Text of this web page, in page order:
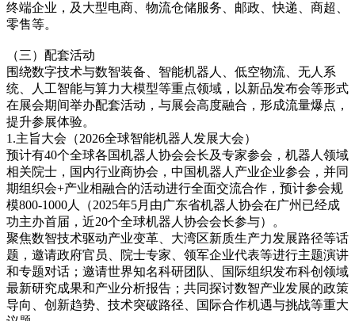
终端企业，及大型电商、物流仓储服务、邮政、快递、商超、
零售等。
（三）配套活动
围绕数字技术与数智装备、智能机器人、低空物流、无人系
统、人工智能与算力大模型等重点领域，以新品发布会等形式
在展会期间举办配套活动，与展会高度融合，形成流量爆点，
提升参展体验。
1.主旨大会（2026全球智能机器人发展大会）
预计有40个全球各国机器人协会会长及专家参会，机器人领域
相关院士，国内行业商协会，中国机器人产业企业参会，并同
期组织会+产业相融合的活动进行全面交流合作，预计参会规
模800-1000人（2025年5月由广东省机器人协会在广州已经成
功主办首届，近20个全球机器人协会会长参与）。
聚焦数智技术驱动产业变革、大湾区新质生产力发展路径等话
题，邀请政府官员、院士专家、领军企业代表等进行主题演讲
和专题对话；邀请世界知名科研团队、国际组织发布科创领域
最新研究成果和产业分析报告；共同探讨数智产业发展的政策
导向、创新趋势、技术突破路径、国际合作机遇与挑战等重大